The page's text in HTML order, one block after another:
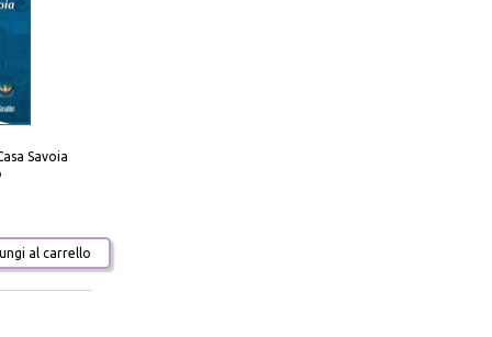
Savoia
al carrello